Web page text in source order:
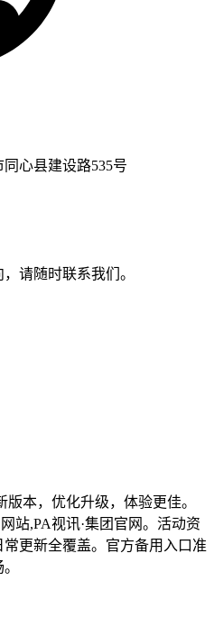
心县建设路535号
请随时联系我们。
版本，优化升级，体验更佳。
站,PA视讯·集团官网。活动资
更新全覆盖。官方备用入口准